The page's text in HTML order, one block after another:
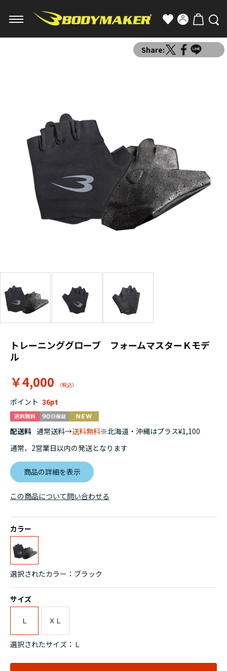
Share:
トレーニンググローブ フォームマスターＫモデ
ル
￥4,000
ポイント 36
配送料 通常送料→送料無料※北海道・沖縄はプラス¥1,100
通常、2営業日以内の発送となります
商品の詳細を表示
カラー
選択されたカラー：ブラック
サイズ
Ｌ ＸＬ
選択されたサイズ：Ｌ
この商品について問い合わせる